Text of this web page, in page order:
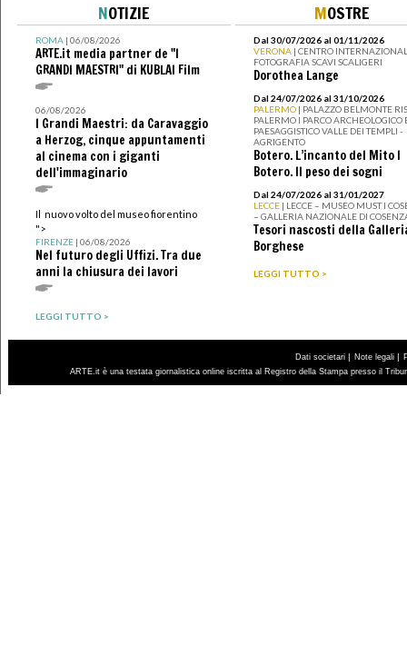
NOTIZIE
ROMA| 06/08/2026
ARTE.it media partner de "I
GRANDI MAESTRI" di KUBLAI Film
06/08/2026
I Grandi Maestri: da Caravaggio
a Herzog, cinque appuntamenti
al cinema con i giganti
dell'immaginario
Il nuovo volto del museo fiorentino
">
FIRENZE| 06/08/2026
Nel futuro degli Uffizi. Tra due
anni la chiusura dei lavori
LEGGI TUTTO >
MOSTRE
Dal 30/07/2026 al 01/11/2026
VERONA | CENTRO
FOTOGRAFIA SCAVI SCALIGERI
Dorothea Lange
Dal 24/07/2026 al 31/10/2026
PALERMO | PALAZZO BELMONTE
PALERMO I PARCO ARCHEOLOGICO
PAESAGGISTICO VALLE DEI TEMPLI -
AGRIGENTO
Botero. L’incanto del Mito I
Botero. Il peso dei sogni
Dal 24/07/2026 al 31/01/2027
LECCE | LECCE – MUSEO MUST I
– GALLERIA NAZIONALE DI
Tesori nascosti della
Borghese
LEGGI TUTTO >
Dati societari | Note legali |
ARTE.it è una testata giornalistica online iscritta al Registro della Stampa presso il